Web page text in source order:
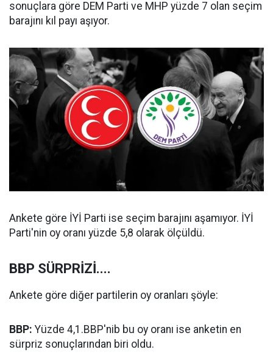
sonuçlara göre DEM Parti ve MHP yüzde 7 olan seçim
barajını kıl payı aşıyor.
Ankete göre İYİ Parti ise seçim barajını aşamıyor. İYİ
Parti'nin oy oranı yüzde 5,8 olarak ölçüldü.
BBP SÜRPRİZİ....
Ankete göre diğer partilerin oy oranları şöyle:
BBP: Yüzde 4,1.BBP'nib bu oy oranı ise anketin en
sürpriz sonuçlarından biri oldu.